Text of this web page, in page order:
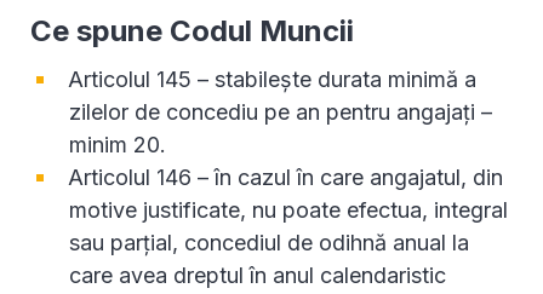
Ce spune Codul Muncii
Articolul 145 – stabilește durata minimă a
zilelor de concediu pe an pentru angajați –
minim 20.
Articolul 146 – în cazul în care angajatul, din
motive justificate, nu poate efectua, integral
sau parțial, concediul de odihnă anual la
care avea dreptul în anul calendaristic